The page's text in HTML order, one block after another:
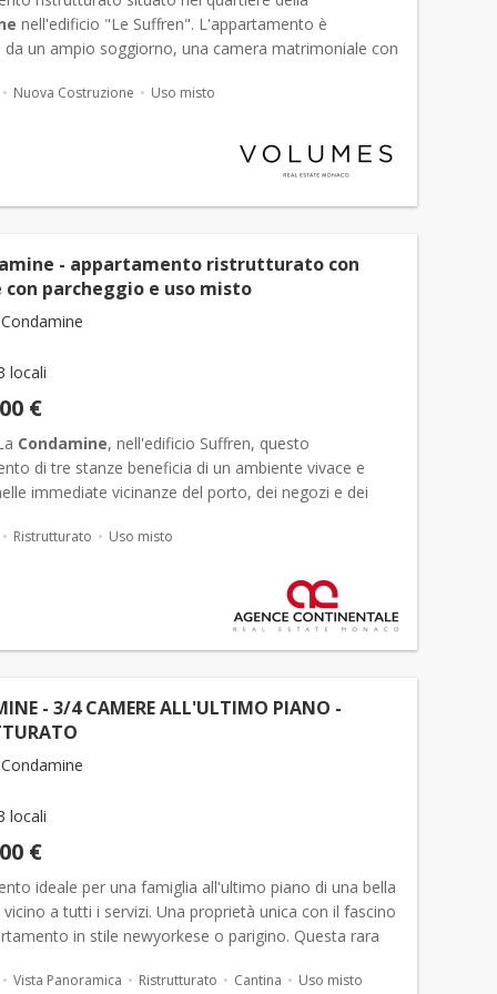
nell'edificio "Le Suffren". L'appartamento è
un ampio soggiorno, una camera matrimoniale con
Nuova Costruzione Uso misto
- appartamento ristrutturato con
con parcheggio e uso misto
locali
€
Condamine, nell'edificio Suffren, questo
di tre stanze beneficia di un ambiente vivace e
immediate vicinanze del porto, dei negozi e dei
Ristrutturato Uso misto
- 3/4 CAMERE ALL'ULTIMO PIANO -
locali
€
ideale per una famiglia all'ultimo piano di una bella
vicino a tutti i servizi. Una proprietà unica con il fascino
in stile newyorkese o parigino. Questa rara
Vista Panoramica Ristrutturato Cantina Uso misto